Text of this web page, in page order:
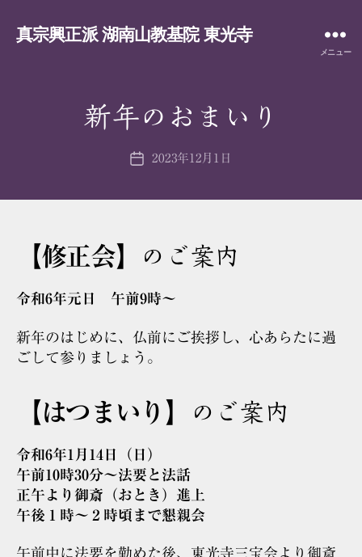
真宗興正派 湖南山教基院 東光寺
メニュー
新年のおまいり
投
2023年12月1日
【修正会】 のご案内
令和6年元日 午前9時～
新年のはじめに、仏前にご挨拶し、心あらたに過
ごして参りましょう。
【はつまいり】 のご案内
令和6年1月14日（日）
午前10時30分～法要と法話
正午より御斎（おとき）進上
午後１時～２時頃まで懇親会
午前中に法要を勤めた後、東光寺三宝会より御斎